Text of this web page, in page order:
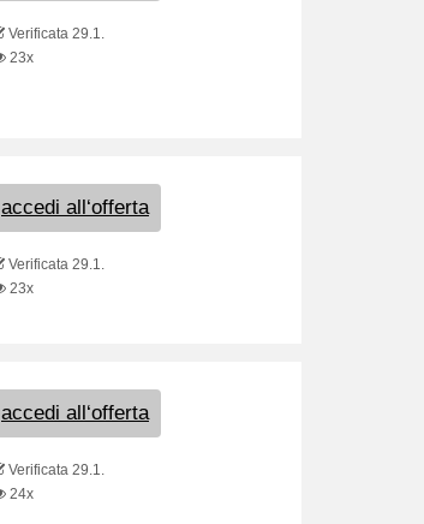
Verificata 29.1.
23x
accedi all‘offerta
Verificata 29.1.
23x
accedi all‘offerta
Verificata 29.1.
24x